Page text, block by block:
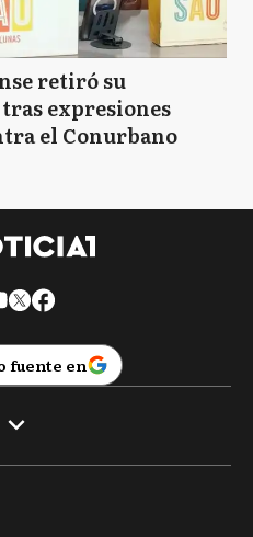
retiró su
expresiones
el Conurbano
fuente en